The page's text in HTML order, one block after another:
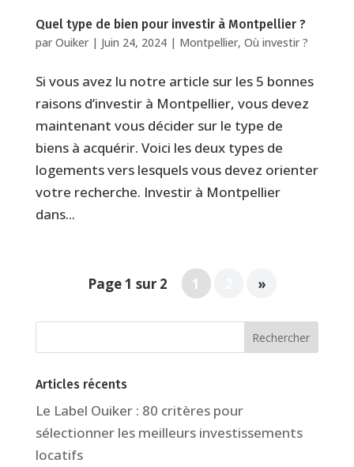
Quel type de bien pour investir à Montpellier ?
par Ouiker| Juin 24, 2024| Montpellier, Où investir ?
Si vous avez lu notre article sur les 5 bonnes
raisons d’investir à Montpellier, vous devez
maintenant vous décider sur le type de
biens à acquérir. Voici les deux types de
logements vers lesquels vous devez orienter
votre recherche. Investir à Montpellier
dans...
Page 1 sur 2 1 »
Articles récents
Le Label Ouiker : 80 critères pour
sélectionner les meilleurs investissements
locatifs